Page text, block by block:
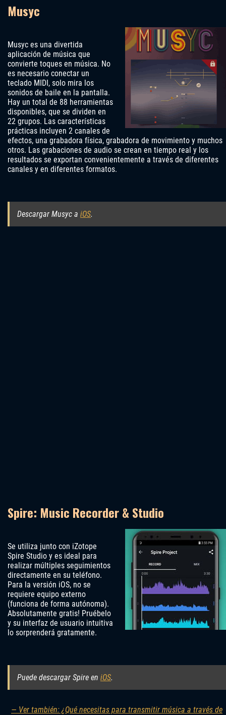
Musyc
Musyc es una divertida
aplicación de música que
convierte toques en música. No
es necesario conectar un
teclado MIDI, solo mira los
sonidos de baile en la pantalla.
Hay un total de 88 herramientas
disponibles, que se dividen en
22 grupos. Las características
prácticas incluyen 2 canales de
efectos, una grabadora física, grabadora de movimiento y muchos
otros. Las grabaciones de audio se crean en tiempo real y los
resultados se exportan convenientemente a través de diferentes
canales y en diferentes formatos.
Descargar Musyc a iOS.
Spire: Music Recorder & Studio
Se utiliza junto con iZotope
Spire Studio y es ideal para
realizar múltiples seguimientos
directamente en su teléfono.
Para la versión iOS, no se
requiere equipo externo
(funciona de forma autónoma).
Absolutamente gratis! Pruébelo
y su interfaz de usuario intuitiva
lo sorprenderá gratamente.
Puede descargar Spire en iOS.
— Ver también: ¿Qué necesitas para transmitir música a través de